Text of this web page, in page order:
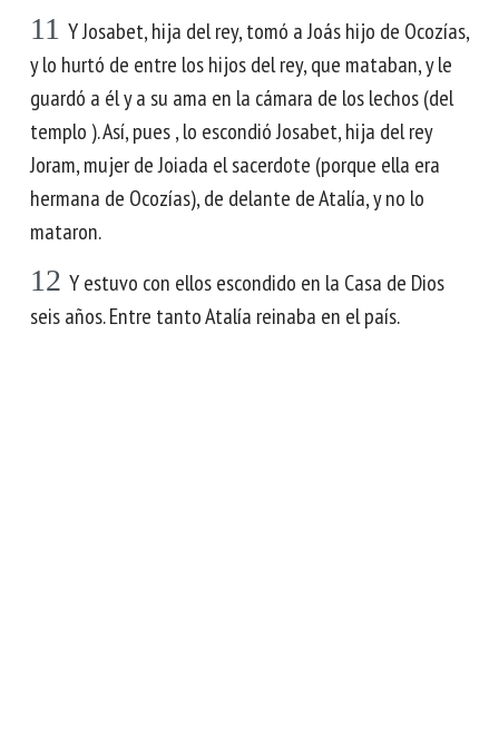
11 Y Josabet, hija del rey, tomó a Joás hijo de Ocozías,
y lo hurtó de entre los hijos del rey, que mataban, y le
guardó a él y a su ama en la cámara de los lechos (del
templo ). Así, pues , lo escondió Josabet, hija del rey
Joram, mujer de Joiada el sacerdote (porque ella era
hermana de Ocozías), de delante de Atalía, y no lo
mataron.
12 Y estuvo con ellos escondido en la Casa de Dios
seis años. Entre tanto Atalía reinaba en el país.